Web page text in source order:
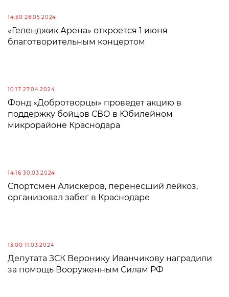
14:30 28.05.2024
«Геленджик Арена» откроется 1 июня
благотворительным концертом
10:17 27.04.2024
Фонд «Добротворцы» проведет акцию в
поддержку бойцов СВО в Юбилейном
микрорайоне Краснодара
14:16 30.03.2024
Спортсмен Алискеров, перенесший лейкоз,
организовал забег в Краснодаре
13:00 11.03.2024
Депутата ЗСК Веронику Иванчикову наградили
за помощь Вооруженным Силам РФ